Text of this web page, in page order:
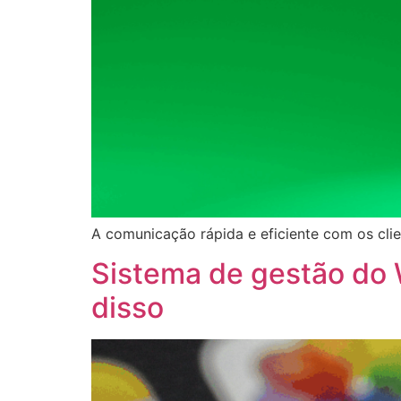
A comunicação rápida e eficiente com os
Sistema de gestão do
disso